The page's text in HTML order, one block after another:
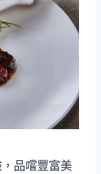
品嚐豐富美